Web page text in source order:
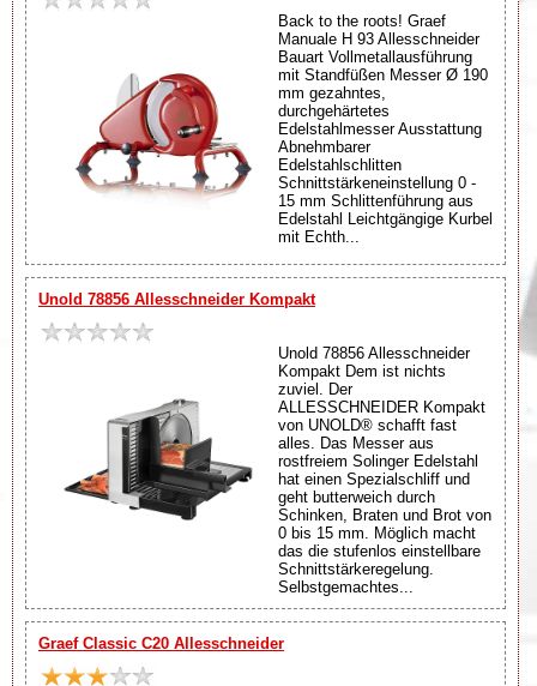
Back to the roots! Graef
Manuale H 93 Allesschneider
Bauart Vollmetallausführung
mit Standfüßen Messer Ø 190
mm gezahntes,
durchgehärtetes
Edelstahlmesser Ausstattung
Abnehmbarer
Edelstahlschlitten
Schnittstärkeneinstellung 0 -
15 mm Schlittenführung aus
Edelstahl Leichtgängige Kurbel
mit Echth...
Unold 78856 Allesschneider Kompakt
Unold 78856 Allesschneider
Kompakt Dem ist nichts
zuviel. Der
ALLESSCHNEIDER Kompakt
von UNOLD® schafft fast
alles. Das Messer aus
rostfreiem Solinger Edelstahl
hat einen Spezialschliff und
geht butterweich durch
Schinken, Braten und Brot von
0 bis 15 mm. Möglich macht
das die stufenlos einstellbare
Schnittstärkeregelung.
Selbstgemachtes...
Graef Classic C20 Allesschneider